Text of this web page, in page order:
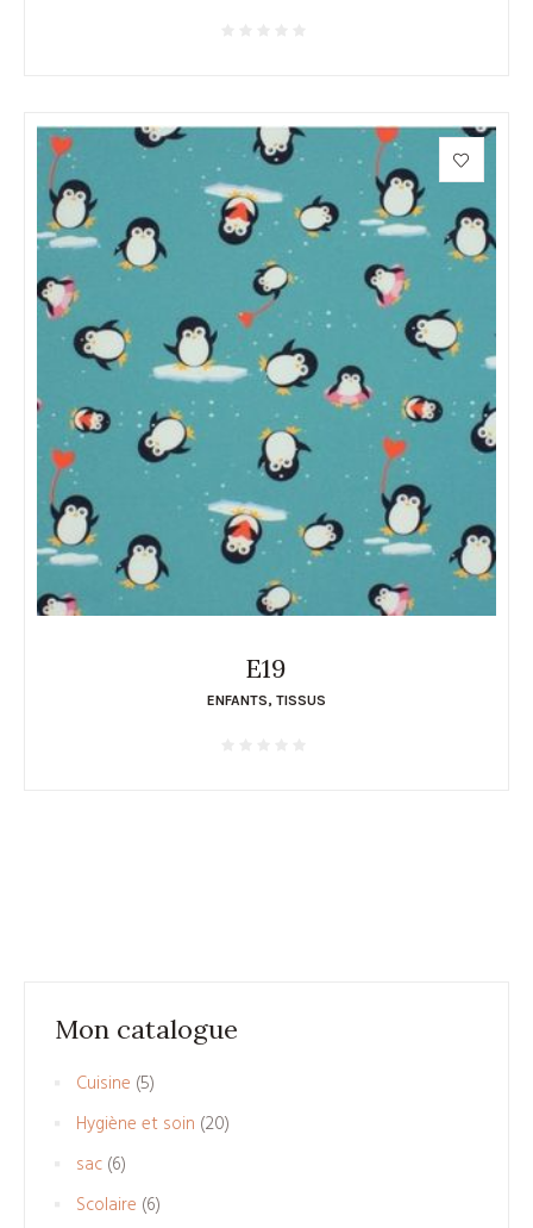
E19
ENFANTS, TISSUS
Mon catalogue
Cuisine 55
produits
Hygiène et soin 2020
sac 66
produits
Scolaire 66